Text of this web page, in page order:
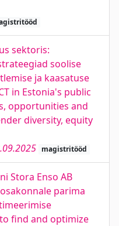
sektoris:
soolise
ja kaasatuse
in Estonia's public
opportunities and
diversity, equity
magistritööd
Stora Enso AB
parima
find and optimize